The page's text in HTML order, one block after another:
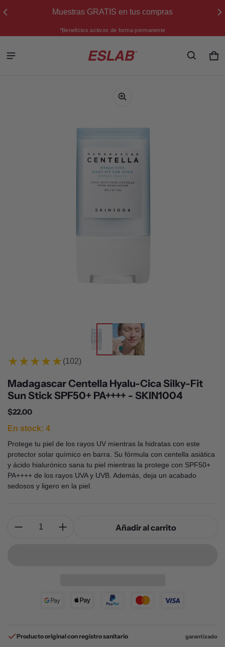
Muestras GRATIS en tus compras
*Beneficios activos de forma permanente
0
★★★★★(102)
Madagascar Centella Hyalu-Cica Silky-Fit
Sun Stick SPF50+ PA++++ - SKIN1004
Precio normal
$22.00
En stock: 4
Protege tu piel de los rayos UV mientras la hidratas con este
protector solar químico en barra. Su fórmula con centella asiática
y ácido hialurónico sana tu piel mientras la protege con SPF50+
PA++++ de los rayos UVA y UVB. Además, deja un acabado
sedosos y ligero en la piel.
Cantidad:
Añadir al carrito
Producto original con registro sanitario garantizado